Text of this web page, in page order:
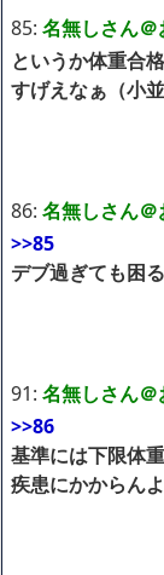
85: 名無しさん＠
というか体重合
すげえなぁ（小並
86: 名無しさん＠
>>85
デブ過ぎても困
91: 名無しさん＠
>>86
基準には下限体
疾患にかからん